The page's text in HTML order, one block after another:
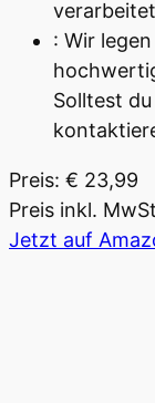
verarbeitet
: Wir
Solltest
Preis: € 23,99
Preis inkl.
Jetzt auf